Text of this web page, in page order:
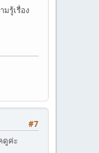
รู้เรื่อง
#7
ดูค่ะ